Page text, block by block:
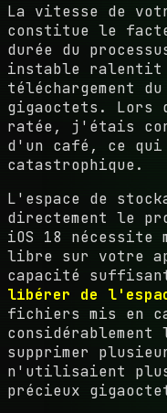
La vitesse de
constitue le
durée du
instable ralentit
téléchargement
gigaoctets. Lors
ratée, j'étais
d'un café, ce
catastrophique.
L'espace de
directement le
iOS 18 nécessite
libre sur votre
capacité
libérer de
fichiers mis en
supprimer
n'utilisaient plus
précieux